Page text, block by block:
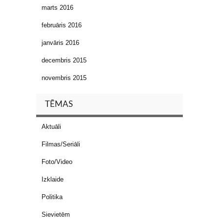
marts 2016
februāris 2016
janvāris 2016
decembris 2015
novembris 2015
TĒMAS
Aktuāli
Filmas/Seriāli
Foto/Video
Izklaide
Politika
Sievietēm